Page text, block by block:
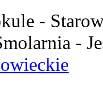
-
-